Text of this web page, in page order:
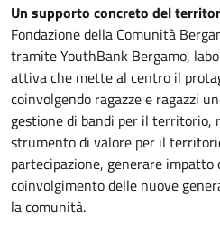
Un supporto concreto del
Fondazione della Comunità
tramite YouthBank Bergamo,
attiva che mette al centro il
coinvolgendo ragazze e ragazzi
gestione di bandi per il territorio,
strumento di valore per il
partecipazione, generare
coinvolgimento delle nuove
la comunità.